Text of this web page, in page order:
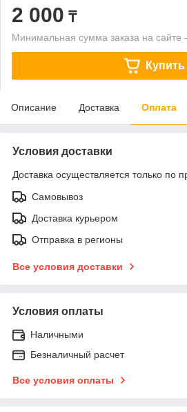
2 000 ₸
Минимальная сумма заказа на
Купить
Описание Доставка Оплата
Условия доставки
Доставка осуществляется только по
Самовывоз
Доставка курьером
Отправка в регионы
Все условия доставки
Условия оплаты
Наличными
Безналичный расчет
Все условия оплаты